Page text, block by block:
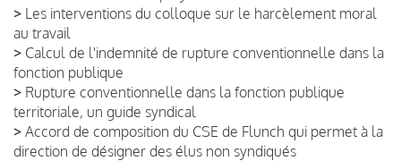
> Les interventions du colloque sur le harcèlement moral
au travail
> Calcul de l'indemnité de rupture conventionnelle dans la
fonction publique
> Rupture conventionnelle dans la fonction publique
territoriale, un guide syndical
> Accord de composition du CSE de Flunch qui permet à la
direction de désigner des élus non syndiqués